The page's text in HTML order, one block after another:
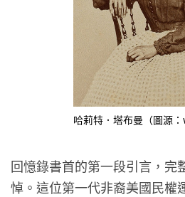
哈莉特．塔布曼（圖源
回憶錄書首的第一段引言，完
悼。這位第一代非裔美國民權